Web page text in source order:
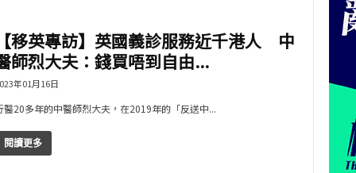
移英專訪】英國義診服務近千港人 中
師烈大夫：錢買唔到自由...
年01月16日
醫20多年的中醫師烈大夫，在2019年的「反送中...
閱讀更多